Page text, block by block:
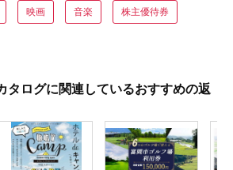
映画 音楽 株主優待券
タログに関連しているおすすめの返